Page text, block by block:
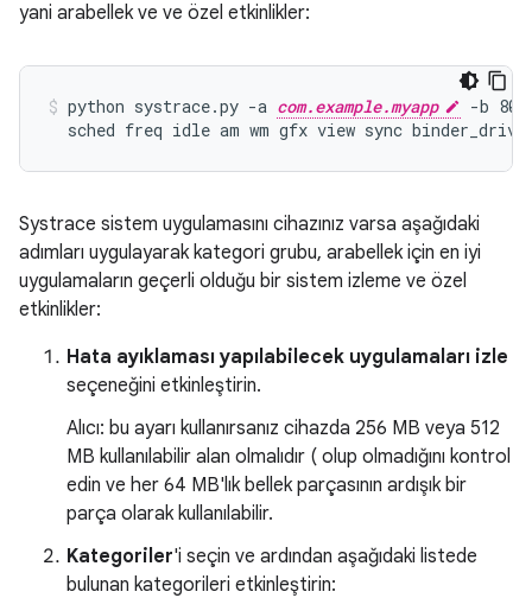
yani arabellek ve ve özel etkinlikler:
python systrace.py -a com.example.myapp -b
Systrace sistem uygulamasını cihazınız varsa aşağıdaki
adımları uygulayarak kategori grubu, arabellek için en iyi
uygulamaların geçerli olduğu bir sistem izleme ve özel
etkinlikler:
Hata ayıklaması yapılabilecek uygulamaları izle
seçeneğini etkinleştirin.
Alıcı: bu ayarı kullanırsanız cihazda 256 MB veya 512
MB kullanılabilir alan olmalıdır ( olup olmadığını kontrol
edin ve her 64 MB'lık bellek parçasının ardışık bir
parça olarak kullanılabilir.
Kategoriler'i seçin ve ardından aşağıdaki listede
bulunan kategorileri etkinleştirin: